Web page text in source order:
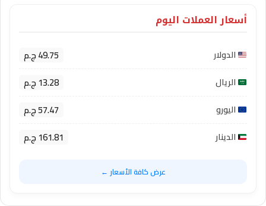
أسعار العملات اليوم
الدولار 49.75 ج.م
الريال 13.28 ج.م
اليورو 57.47 ج.م
الدينار 161.81 ج.م
عرض كافة الأسعار ←